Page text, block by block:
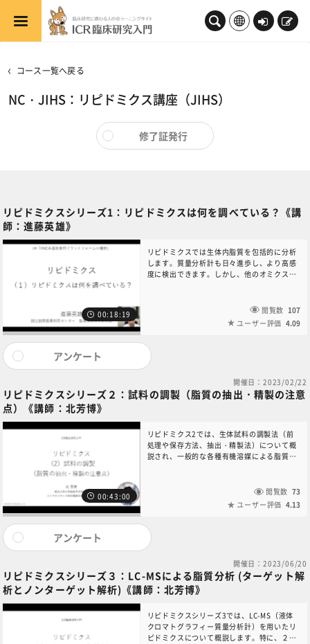
メインコンテンツへスキップする
ロ
新
コース一覧へ戻る
NC・JIHS：リピドミクス講座（JIHS）
修了証発行
リピドミクスシリーズ1：リピドミクスは何を調べている？《講
師：進藤英雄》
00:18:19
リピドミクスでは生体内脂質を包括的に分析
します。質量分析計も日々進歩し、より高感
度に検出できます。しかし、他のオミクスと
ん変化（代謝）しています。検体回収後も酵
素的、非酵素的に変化します。リピドミクス
では何を観察しているのか、何に注意すべき
ミクスは何を調べている？」です。本コンテ
ンツに関する問い合わせは、6NC共通教育講
educ.jimu@jh.ncgm.go.jp）までご連絡く
ださい。
閲覧数 107
ユーザー評価 4.09
アンケート
開催日：2023/02/22
リピドミクスシリーズ２：試料の調製（脂質の抽出・精製の注意
点）《講師：北芳博》
00:43:00
リピドミクス2では、生体試料の調製法（前
処理や保存方法、抽出・精製法）について概
説され、一般的な各種有機溶媒による脂質抽
や、微量の脂質メディエーター分析のための
試料調製法が紹介される。これからリピドミ
クスに取り組む研究者にとって有用な内容と
央事務局（6nc-
educ.jimu@jh.ncgm.go.jp）までご連絡く
閲覧数 73
ユーザー評価 4.13
アンケート
開催日：2023/06/20
リピドミクスシリーズ３：LC-MSによる脂質分析 (ターゲット解
析とノンターゲット解析)《講師：北芳博》
リピドミクスシリーズ3では、LC-MS（液体
クロマトグラフィー質量分析計）を用いたリ
ピドミクスについて概説します。特に、２つ